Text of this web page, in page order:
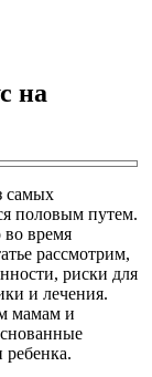
на
самых
половым путем.
время
рассмотрим,
риски для
и лечения.
мамам и
ребенка.